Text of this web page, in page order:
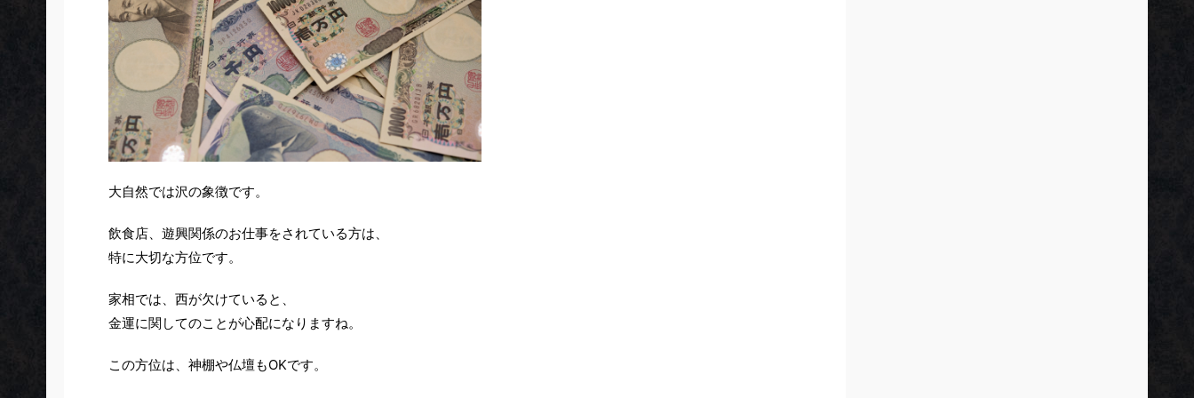
大自然では沢の象徴です。
飲食店、遊興関係のお仕事をされている方は、
特に大切な方位です。
家相では、西が欠けていると、
金運に関してのことが心配になりますね。
この方位は、神棚や仏壇もOKです。